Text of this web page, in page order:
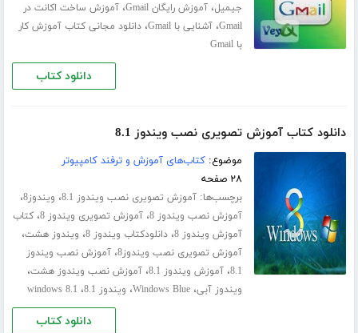
جیمیل،آموزش رایگان Gmail ،آموزش ساخت اکانت در
Gmail،آشنایی با Gmail ،دانلود مجانی کتاب آموزش کار
با Gmail
دانلود کتاب
دانلود کتاب آموزش تصویری نصب ویندوز 8.1
موضوع:کتاب‌های آموزش و ترفند کامپیوتر
۲۸ صفحه
برچسب‌ها:آموزش تصویری نصب ویندوز 8.1 ، ویندوز8 ،
آموزش نصب ویندوز 8 ،آموزش تصویری ویندوز 8 ،کتاب
آموزش ویندوز 8 ،دانلودکتاب ویندوز 8 ، ویندوز هشت،
آموزش تصویری نصب ویندوز8 ،آموزش نصب ویندوز
8.1،آموزش ویندوز 8.1 ،آموزش نصب ویندوز هشت،
ویندوز آبی،Windows Blue، ویندوز 8.1 ، windows 8.1
دانلود کتاب